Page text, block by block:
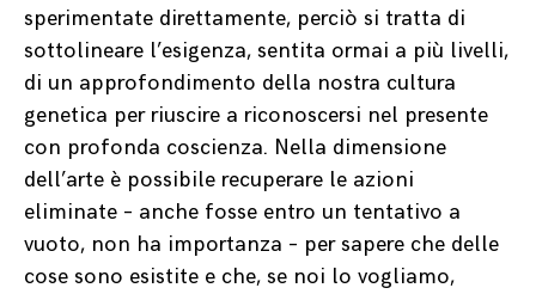
sperimentate direttamente, perciò si tratta di
sottolineare l’esigenza, sentita ormai a più livelli,
di un approfondimento della nostra cultura
genetica per riuscire a riconoscersi nel presente
con profonda coscienza. Nella dimensione
dell’arte è possibile recuperare le azioni
eliminate – anche fosse entro un tentativo a
vuoto, non ha importanza – per sapere che delle
cose sono esistite e che, se noi lo vogliamo,